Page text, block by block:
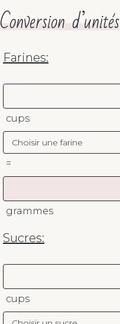
Conversion d’unités
Farines:
cups
=
grammes
Sucres:
cups